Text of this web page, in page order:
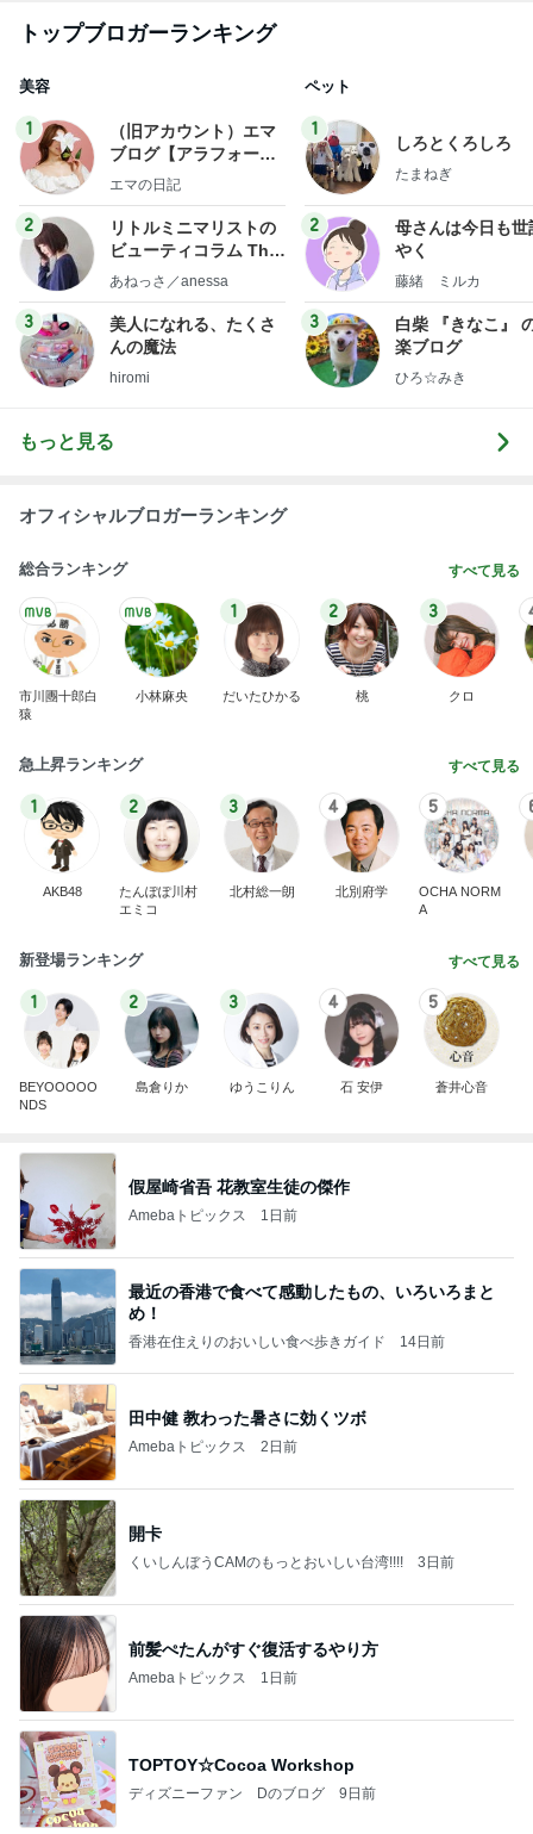
トップブロガーランキング
美容
1
（旧アカウント）エマ
ブログ【アラフォー会
社売却セカンドライ
エマの日記
2
リトルミニマリストの
ビューティコラム The
little minimalist's bea
あねっさ／anessa
3
美人になれる、たくさ
んの魔法
hiromi
ペット
1
しろとくろしろ
たまねぎ
2
母さんは今日も世
やく
藤緒 ミルカ
3
白柴 『きなこ』
楽ブログ
ひろ☆みき
もっと見る
オフィシャルブロガーランキング
総合ランキング すべて見る
市川團十郎白
猿
小林麻央
1
だいたひかる
2
桃
3
クロ
急上昇ランキング すべて見る
1
AKB48
2
たんぽぽ川村
エミコ
3
北村総一朗
4
北別府学
5
OCHA NORM
A
新登場ランキング すべて見る
1
BEYOOOOO
NDS
2
島倉りか
3
ゆうこりん
4
石 安伊
5
蒼井心音
假屋崎省吾 花教室生徒の傑作
Amebaトピックス 1日前
最近の香港で食べて感動したもの、いろいろまと
め！
香港在住えりのおいしい食べ歩きガイド 14日前
田中健 教わった暑さに効くツボ
Amebaトピックス 2日前
開卡
くいしんぼうCAMのもっとおいしい台湾!!!! 3日前
前髪ぺたんがすぐ復活するやり方
Amebaトピックス 1日前
TOPTOY☆Cocoa Workshop
ディズニーファン Dのブログ 9日前